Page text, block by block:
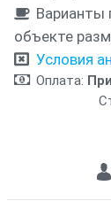
Варианты
объекте
Условия
Оплата: